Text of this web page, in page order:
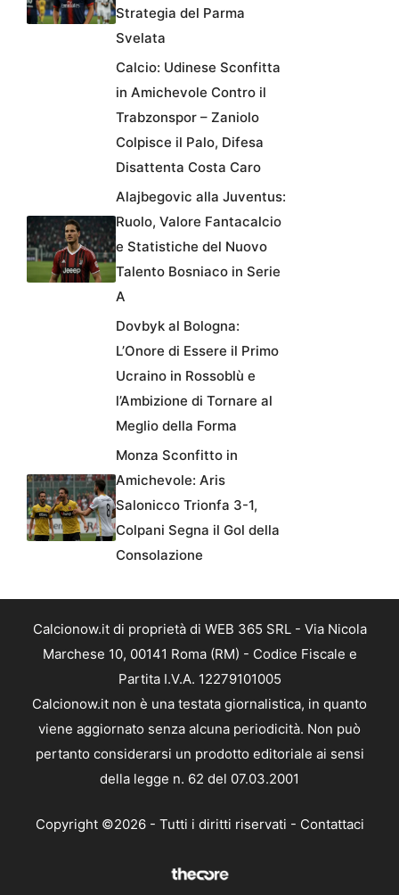
Strategia del Parma
Svelata
Calcio: Udinese Sconfitta
in Amichevole Contro il
Trabzonspor – Zaniolo
Colpisce il Palo, Difesa
Disattenta Costa Caro
Alajbegovic alla Juventus:
Ruolo, Valore Fantacalcio
e Statistiche del Nuovo
Talento Bosniaco in Serie
A
Dovbyk al Bologna:
L’Onore di Essere il Primo
Ucraino in Rossoblù e
l’Ambizione di Tornare al
Meglio della Forma
Monza Sconfitto in
Amichevole: Aris
Salonicco Trionfa 3-1,
Colpani Segna il Gol della
Consolazione
Calcionow.it di proprietà di WEB 365 SRL - Via Nicola
Marchese 10, 00141 Roma (RM) - Codice Fiscale e
Partita I.V.A. 12279101005
Calcionow.it non è una testata giornalistica, in quanto
viene aggiornato senza alcuna periodicità. Non può
pertanto considerarsi un prodotto editoriale ai sensi
della legge n. 62 del 07.03.2001
Copyright ©2026 - Tutti i diritti riservati - Contattaci